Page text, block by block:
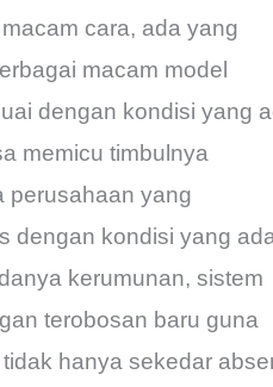
cara, ada yang
macam model
dengan kondisi yang
memicu timbulnya
perusahaan yang
dengan kondisi yang
kerumunan, sistem
terobosan baru guna
hanya sekedar